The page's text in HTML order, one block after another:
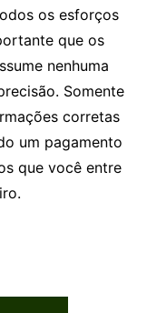
os esforços
que os
nenhuma
Somente
corretas
um pagamento
que você entre